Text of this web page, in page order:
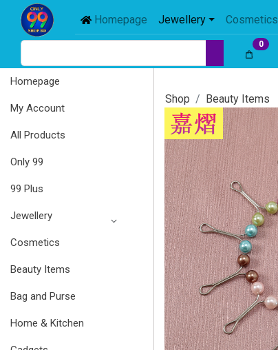
Homepage Jewellery Cosmetics
0
Homepage
My Account
All Products
Only 99
99 Plus
Jewellery
Cosmetics
Beauty Items
Bag and Purse
Home & Kitchen
Shop Beauty Items